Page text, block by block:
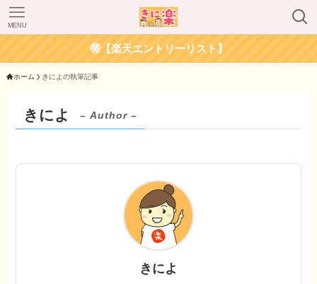
MENU
🉐【楽天エントリーリスト】
ホーム きによの執筆記事
きによ – Author –
きによ